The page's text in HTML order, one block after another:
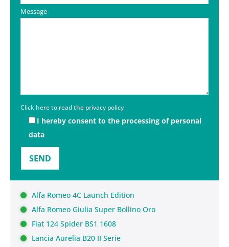
Message
Click here to read the privacy policy
I hereby consent to the processing of personal
data
Alfa Romeo 4C Launch Edition
Alfa Romeo Giulia Super Bollino Oro
Fiat 124 Spider BS1 1608
Lancia Aurelia B20 II Serie